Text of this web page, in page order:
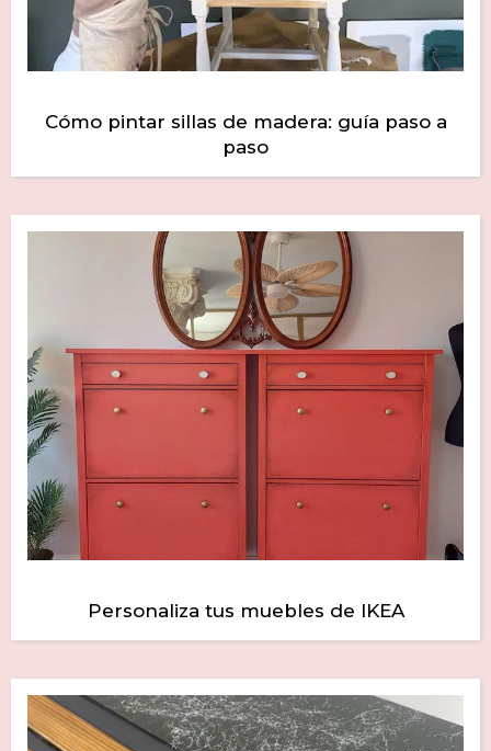
Cómo pintar sillas de madera: guía paso a
paso
Personaliza tus muebles de IKEA